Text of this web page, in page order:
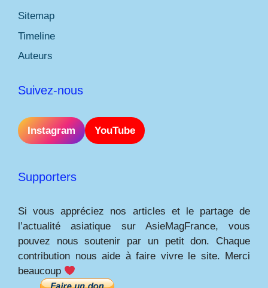
Sitemap
Timeline
Auteurs
Suivez-nous
Instagram YouTube
Supporters
Si vous appréciez nos articles et le partage de
l’actualité asiatique sur AsieMagFrance, vous
pouvez nous soutenir par un petit don. Chaque
contribution nous aide à faire vivre le site. Merci
beaucoup